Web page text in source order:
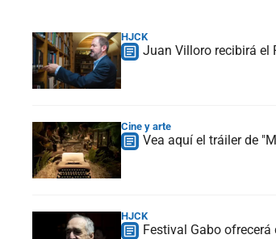
HJCK
Juan Villoro recibirá el
Cine y arte
Vea aquí el tráiler de
HJCK
Festival Gabo